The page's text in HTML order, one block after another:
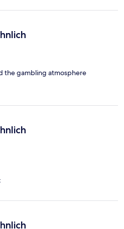
the gambling atmosphere